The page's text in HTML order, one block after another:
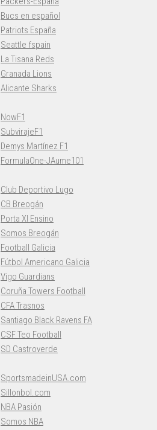
Bucs en español
Patriots España
Seattle fspain
La Tisana Reds
Granada Lions
Alicante Sharks
NowF1
SubvirajeF1
Demys Martínez F1
FormulaOne-JAume101
Club Deportivo Lugo
CB Breogán
Porta XI Ensino
Somos Breogán
Football Galicia
Fútbol Americano Galicia
Vigo Guardians
Coruña Towers Football
CFA Trasnos
Santiago Black Ravens FA
CSF Teo Football
SD Castroverde
SportsmadeinUSA.com
Sillonbol.com
NBA Pasión
Somos NBA